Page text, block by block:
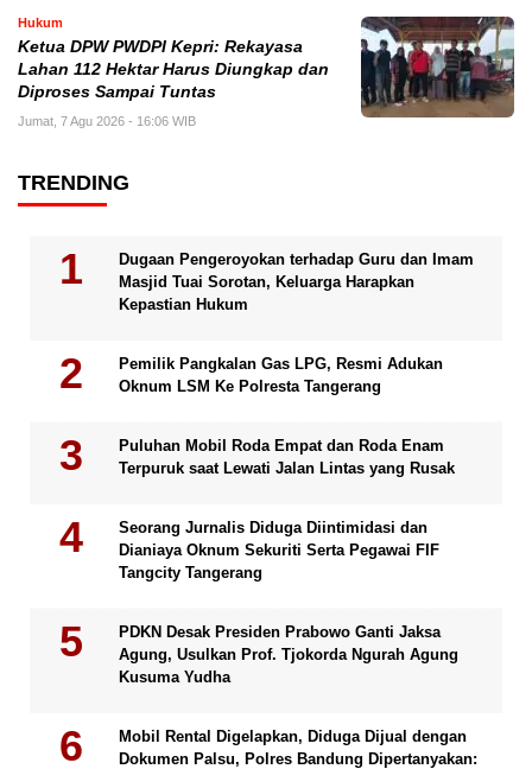
Hukum
Ketua DPW PWDPI Kepri: Rekayasa
Lahan 112 Hektar Harus Diungkap dan
Diproses Sampai Tuntas
Jumat, 7 Agu 2026 - 16:06 WIB
TRENDING
Dugaan Pengeroyokan terhadap Guru dan Imam
Masjid Tuai Sorotan, Keluarga Harapkan
Kepastian Hukum
Pemilik Pangkalan Gas LPG, Resmi Adukan
Oknum LSM Ke Polresta Tangerang
Puluhan Mobil Roda Empat dan Roda Enam
Terpuruk saat Lewati Jalan Lintas yang Rusak
Seorang Jurnalis Diduga Diintimidasi dan
Dianiaya Oknum Sekuriti Serta Pegawai FIF
Tangcity Tangerang
PDKN Desak Presiden Prabowo Ganti Jaksa
Agung, Usulkan Prof. Tjokorda Ngurah Agung
Kusuma Yudha
Mobil Rental Digelapkan, Diduga Dijual dengan
Dokumen Palsu, Polres Bandung Dipertanyakan: